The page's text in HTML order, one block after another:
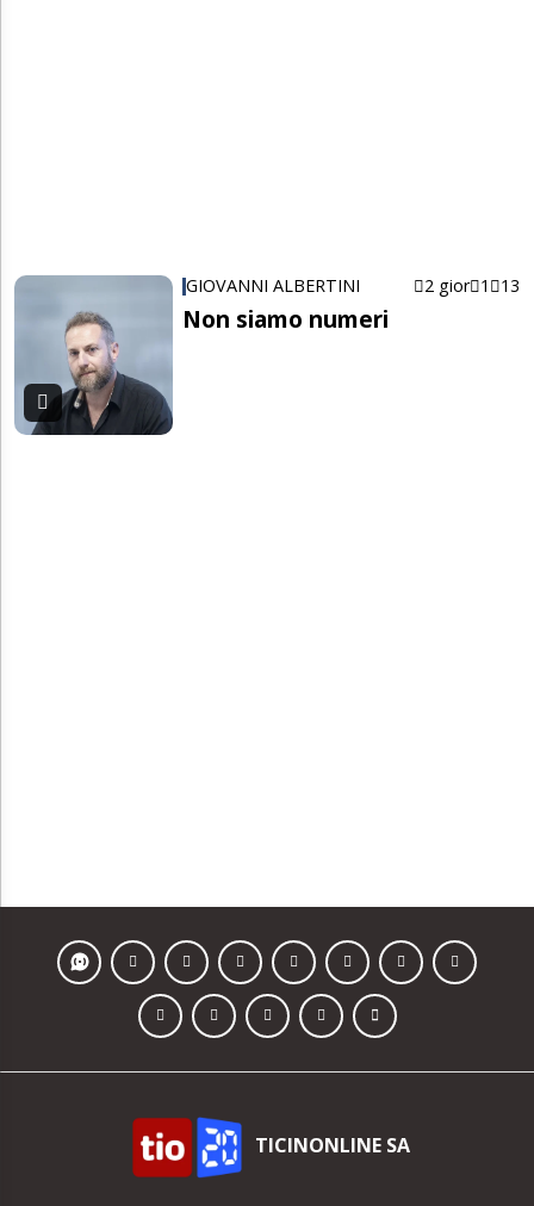
GIOVANNI ALBERTINI 2 gior 1 13
Non siamo numeri
TICINONLINE SA